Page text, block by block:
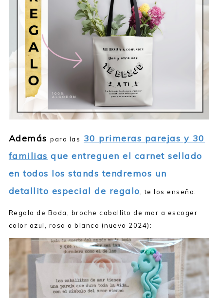
Ademáspara las
30 primeras parejas y 30
familias que entreguen el carnet sellado
en todos los stands tendremos un
detallito especial de regalo, te los enseño:
Regalo de Boda, broche caballito de mar a escoger
color azul, rosa o blanco (nuevo 2024):